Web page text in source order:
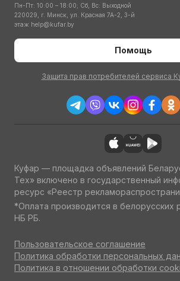
Пн-Пт: 10:00 – 18:00; Сб, Вс: Выходной
220029, г. Минск, ул. Красная 7А-2, 3-й
этаж help@kufar.by
Помощь
Защита прав потребителей сервиса
Куфар — площадка объявлений
Тех» включено в государственный
ресурс «Реестр
*Оплата производится в белорусских
НБ РБ.
Пользовательское соглашение
Политика обработки персональных
Политика в отношении обработки